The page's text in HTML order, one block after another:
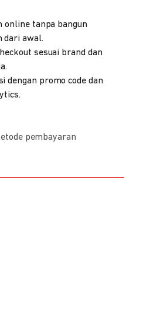
online tanpa bangun
dari awal.
sesuai brand dan
dengan promo code dan
pembayaran